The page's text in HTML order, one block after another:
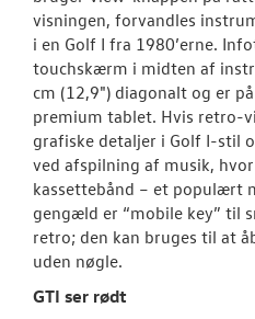
visningen, forvandles
i en Golf I fra 1980’erne.
touchskærm i midten af
cm (12,9") diagonalt og er
premium tablet. Hvis retro-
grafiske detaljer i Golf I-stil
ved afspilning af musik,
kassettebånd – et populært
gengæld er “mobile key” til
retro; den kan bruges til at
uden nøgle.
GTI ser rødt